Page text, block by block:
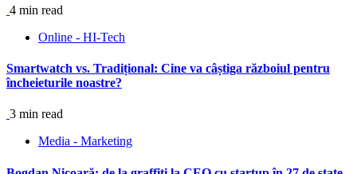
4 min read
Online - HI-Tech
Smartwatch vs. Tradițional: Cine va câștiga războiul pentru
încheieturile noastre?
3 min read
Media - Marketing